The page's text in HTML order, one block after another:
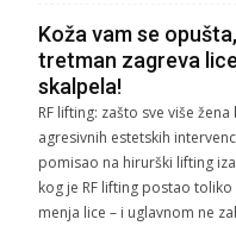
Koža vam se
tretman zagreva
skalpela!
RF lifting: zašto sve više
agresivnih estetskih
pomisao na hirurški lifting
kog je RF lifting postao
menja lice – i uglavnom ne